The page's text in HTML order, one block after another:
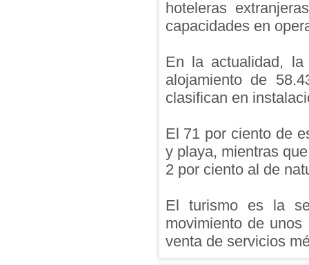
hoteleras
capacidades en
En la actualidad,
alojamiento de
clasifican en
El 71 por ciento de
y playa, mientras
2 por ciento al de
El turismo es la
movimiento de
venta de servicios